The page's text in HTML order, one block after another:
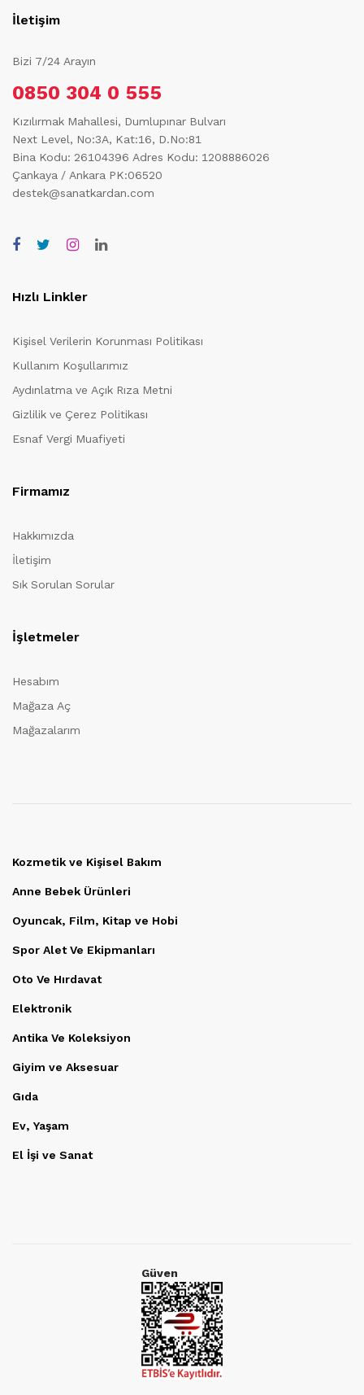
İletişim
Bizi 7/24 Arayın
0850 304 0 555
Kızılırmak Mahallesi, Dumlupınar Bulvarı
Next Level, No:3A, Kat:16, D.No:81
Bina Kodu: 26104396 Adres Kodu: 1208886026
Çankaya / Ankara PK:06520
destek@sanatkardan.com
Hızlı Linkler
Kişisel Verilerin Korunması Politikası
Kullanım Koşullarımız
Aydınlatma ve Açık Rıza Metni
Gizlilik ve Çerez Politikası
Esnaf Vergi Muafiyeti
Firmamız
Hakkımızda
İletişim
Sık Sorulan Sorular
İşletmeler
Hesabım
Mağaza Aç
Mağazalarım
Kozmetik ve Kişisel Bakım
Anne Bebek Ürünleri
Oyuncak, Film, Kitap ve Hobi
Spor Alet Ve Ekipmanları
Oto Ve Hırdavat
Elektronik
Antika Ve Koleksiyon
Giyim ve Aksesuar
Gıda
Ev, Yaşam
El İşi ve Sanat
Güven